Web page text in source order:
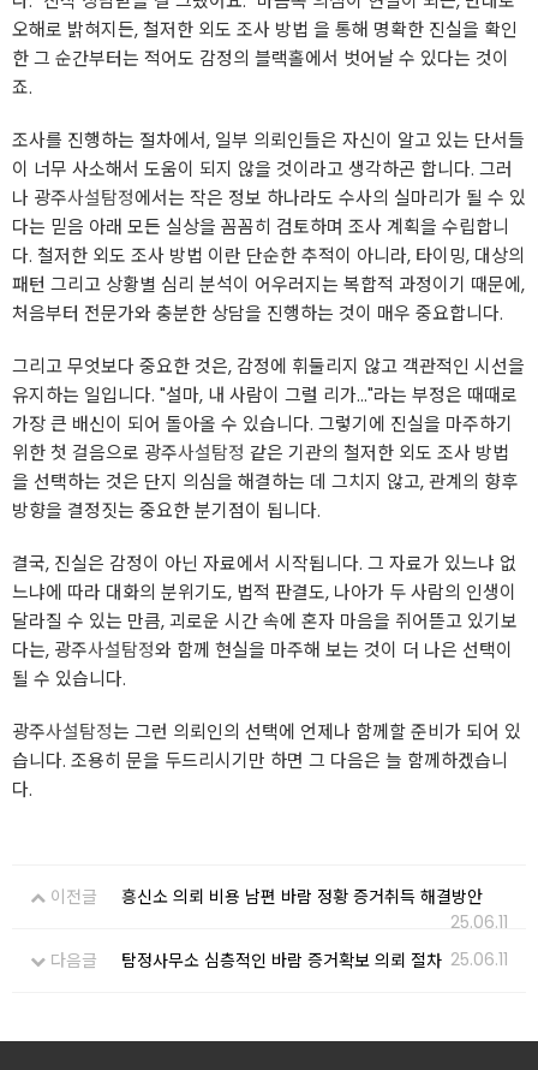
오해로 밝혀지든, 철저한 외도 조사 방법 을 통해 명확한 진실을 확인
한 그 순간부터는 적어도 감정의 블랙홀에서 벗어날 수 있다는 것이
죠.
조사를 진행하는 절차에서, 일부 의뢰인들은 자신이 알고 있는 단서들
이 너무 사소해서 도움이 되지 않을 것이라고 생각하곤 합니다. 그러
나 광주사설탐정에서는 작은 정보 하나라도 수사의 실마리가 될 수 있
다는 믿음 아래 모든 실상을 꼼꼼히 검토하며 조사 계획을 수립합니
다. 철저한 외도 조사 방법 이란 단순한 추적이 아니라, 타이밍, 대상의
패턴 그리고 상황별 심리 분석이 어우러지는 복합적 과정이기 때문에,
처음부터 전문가와 충분한 상담을 진행하는 것이 매우 중요합니다.
그리고 무엇보다 중요한 것은, 감정에 휘둘리지 않고 객관적인 시선을
유지하는 일입니다. "설마, 내 사람이 그럴 리가..."라는 부정은 때때로
가장 큰 배신이 되어 돌아올 수 있습니다. 그렇기에 진실을 마주하기
위한 첫 걸음으로 광주사설탐정 같은 기관의 철저한 외도 조사 방법
을 선택하는 것은 단지 의심을 해결하는 데 그치지 않고, 관계의 향후
방향을 결정짓는 중요한 분기점이 됩니다.
결국, 진실은 감정이 아닌 자료에서 시작됩니다. 그 자료가 있느냐 없
느냐에 따라 대화의 분위기도, 법적 판결도, 나아가 두 사람의 인생이
달라질 수 있는 만큼, 괴로운 시간 속에 혼자 마음을 쥐어뜯고 있기보
다는, 광주사설탐정와 함께 현실을 마주해 보는 것이 더 나은 선택이
될 수 있습니다.
광주사설탐정는 그런 의뢰인의 선택에 언제나 함께할 준비가 되어 있
습니다. 조용히 문을 두드리시기만 하면 그 다음은 늘 함께하겠습니
다.
이전글
흥신소 의뢰 비용 남편 바람 정황 증거취득 해결방안
25.06.11
다음글
탐정사무소 심층적인 바람 증거확보 의뢰 절차 25.06.11